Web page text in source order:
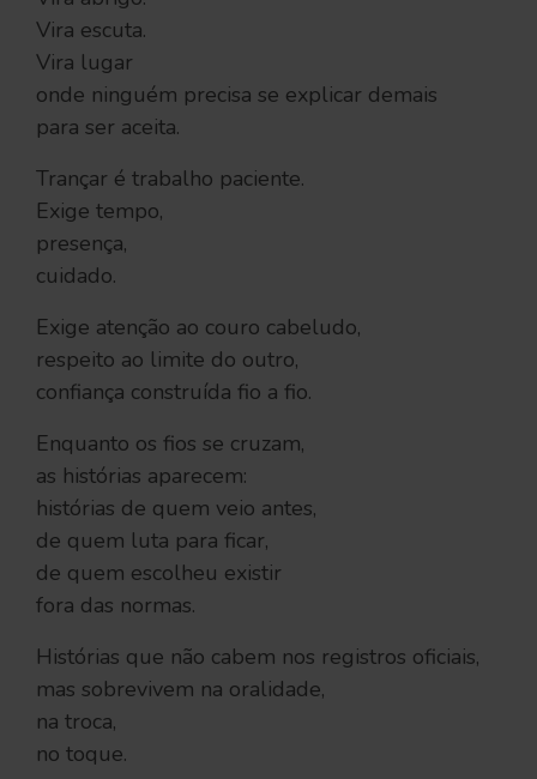
Vira escuta.
Vira lugar
onde ninguém precisa se explicar demais
para ser aceita.
Trançar é trabalho paciente.
Exige tempo,
presença,
cuidado.
Exige atenção ao couro cabeludo,
respeito ao limite do outro,
confiança construída fio a fio.
Enquanto os fios se cruzam,
as histórias aparecem:
histórias de quem veio antes,
de quem luta para ficar,
de quem escolheu existir
fora das normas.
Histórias que não cabem nos registros oficiais,
mas sobrevivem na oralidade,
na troca,
no toque.